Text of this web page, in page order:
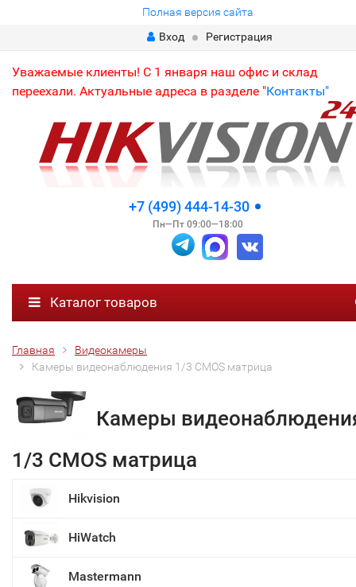
Полная версия сайта
Вход
Регистрация
Уважаемые клиенты! С 1 января наш офис и склад
переехали. Актуальные адреса в разделе "Контакты"
+7 (499) 444-14-30
Пн—Пт 09:00—18:00
Каталог товаров
Главная
Видеокамеры
Камеры видеонаблюдения 1/3 CMOS матрица
Камеры
1/3 CMOS матрица
Hikvision
HiWatch
Mastermann